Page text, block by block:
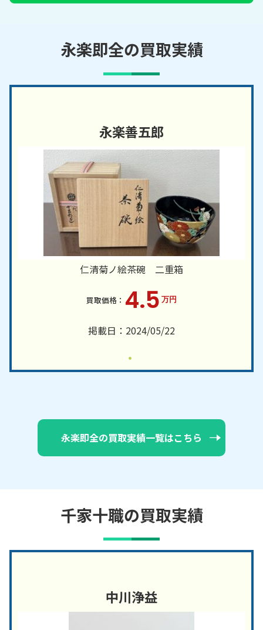
永楽即全の買取実績
永楽善五郎
仁清菊ノ絵茶碗 二重箱
4.5 万円
掲載日：2024/05/22
永楽即全の買取実績一覧はこちら
千家十職の買取実績
中川浄益